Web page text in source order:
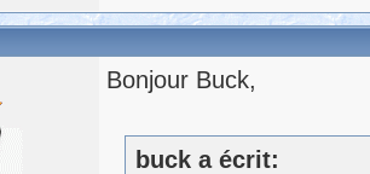
Bonjour Buck,
buck a écrit: